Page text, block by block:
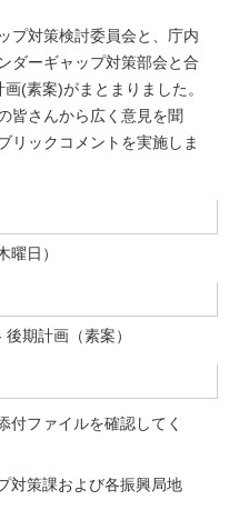
プ対策検討委員会と、庁内
ダーギャップ対策部会と合
(素案)がまとまりました。
皆さんから広く意見を聞
リックコメントを実施しま
曜日）
期計画（素案）
付ファイルを確認してく
対策課および各振興局地